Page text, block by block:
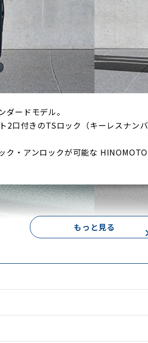
ードモデル。
2口付きのTSロック（キーレスナン
・アンロックが可能な
もっと見る